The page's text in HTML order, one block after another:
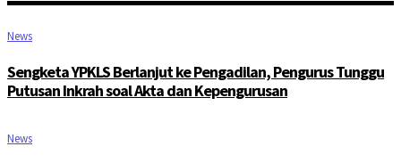
News
Sengketa YPKLS Berlanjut ke Pengadilan, Pengurus Tunggu
Putusan Inkrah soal Akta dan Kepengurusan
News